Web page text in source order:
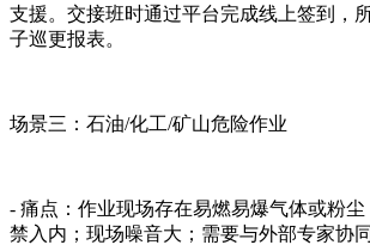
支援。交接班时通过平台完成线上签到，
子巡更报表。
场景三：石油/化工/矿山危险作业
- 痛点：作业现场存在易燃易爆气体或粉
禁入内；现场噪音大；需要与外部专家协同